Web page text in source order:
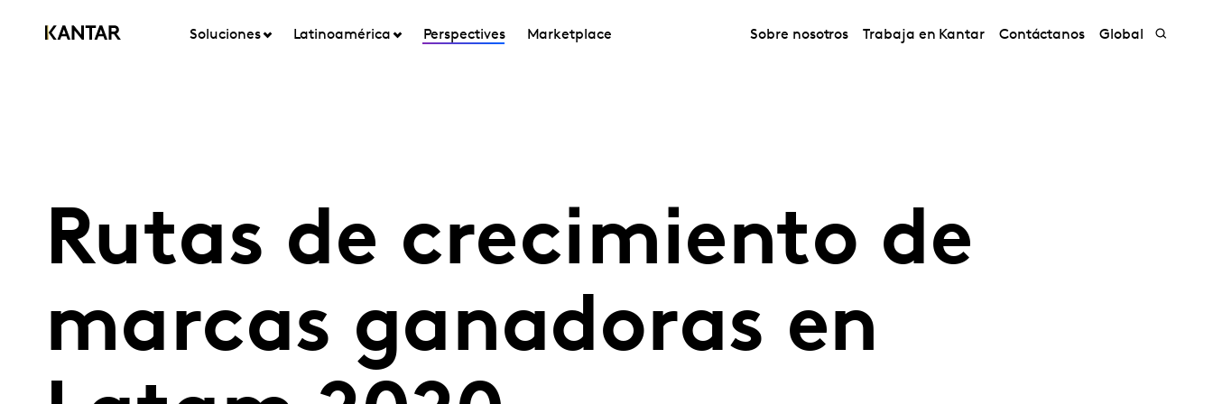
Soluciones Latinoamérica Perspectives Marketplace Sobre nosotros Trabaja en Kantar Contáctanos Global
Rutas de crecimiento de
marcas ganadoras en